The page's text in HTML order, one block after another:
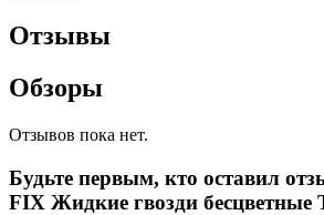
Отзывы
Обзоры
Отзывов пока нет.
Будьте первым, кто оставил
FIX Жидкие гвозди бесцветные